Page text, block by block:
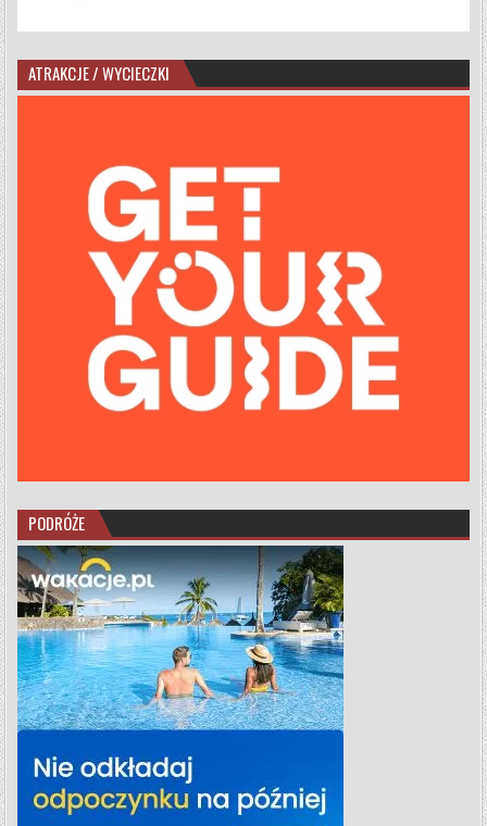
ATRAKCJE / WYCIECZKI
PODRÓŻE